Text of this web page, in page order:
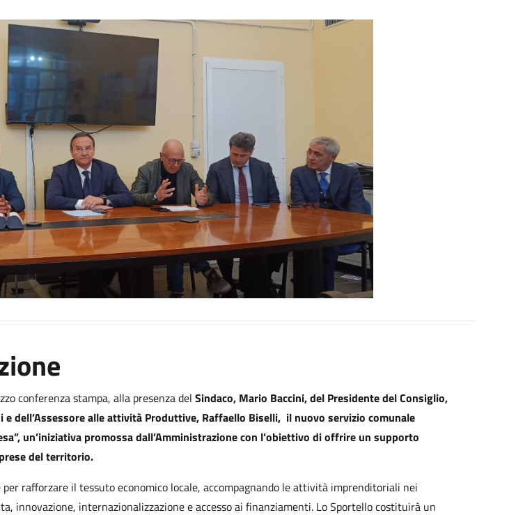
conferenza stampa, alla presenza del Sindaco, Mario Baccini, del Presidente del Consiglio,
e dell’Assessore alle attività Produttive, Raffaello Biselli, il nuovo servizio comunale
un’iniziativa promossa dall’Amministrazione con l’obiettivo di offrire un supporto
del territorio.
per rafforzare il tessuto economico locale, accompagnando le attività imprenditoriali nei
innovazione, internazionalizzazione e accesso ai finanziamenti. Lo Sportello costituirà un